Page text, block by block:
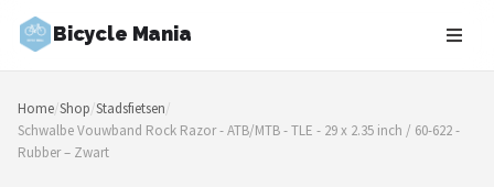
Bicycle Mania
Zoeken
NAVIGATIE
Shop
Home/Shop/Stadsfietsen/
Schwalbe Vouwband Rock Razor - ATB/MTB - TLE - 29 x 2.35 inch / 60-622 -
Rubber – Zwart